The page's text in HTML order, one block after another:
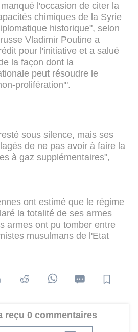
l'occasion de citer la
chimiques de la Syrie
historique", selon
Vladimir Poutine a
pour l'initiative et a salué
la façon dont la
peut résoudre le
prolifération'".
sous silence, mais ses
de ne pas avoir à faire la
à gaz supplémentaires",
ont estimé que le régime
la totalité de ses armes
armes ont pu tomber entre
musulmans de l'Etat
reçu 0 commentaires